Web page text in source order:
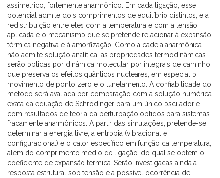
assimétrico, fortemente anarmônico. Em cada ligação, esse
potencial admite dois comprimentos de equilíbrio distintos, e a
redistribuição entre eles com a temperatura e com a tensão
aplicada é o mecanismo que se pretende relacionar à expansão
térmica negativa e à amorfização. Como a cadeia anarmônica
não admite solução analítica, as propriedades termodinâmicas
serão obtidas por dinâmica molecular por integrais de caminho,
que preserva os efeitos quânticos nucleares, em especial o
movimento de ponto zero e o tunelamento. A confiabilidade do
método será avaliada por comparação com a solução numérica
exata da equação de Schrödinger para um único oscilador e
com resultados de teoria da perturbação obtidos para sistemas
fracamente anarmônicos. A partir das simulações, pretende-se
determinar a energia livre, a entropia (vibracional e
configuracional) e o calor específico em função da temperatura,
além do comprimento médio de ligação, do qual se obtém o
coeficiente de expansão térmica. Serão investigadas ainda a
resposta estrutural sob tensão e a possível ocorrência de